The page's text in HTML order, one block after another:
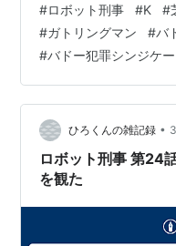
を出すのを目撃し、「
ンはその問いには答え
せ。そして頭に装備さ
した。この攻撃に山本
まいました。そしてガ
び乗り、ジープはその
#ロボット刑事 #K #
#ガトリングマン #バ
#バドー犯罪シンジケー
ひろくんの雑記録 •
ロボット刑事 第24
を観た